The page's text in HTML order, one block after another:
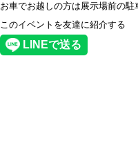
お車でお越しの方は展示場前の
このイベントを友達に紹介する